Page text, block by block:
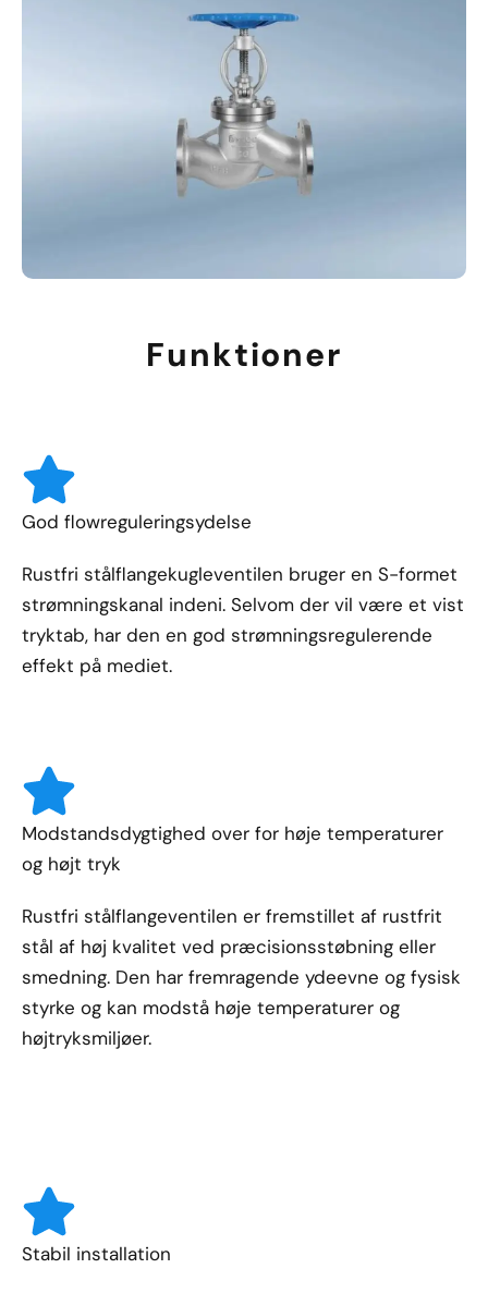
Funktioner
God flowreguleringsydelse
Rustfri stålflangekugleventilen bruger en S-formet
strømningskanal indeni. Selvom der vil være et vist
tryktab, har den en god strømningsregulerende
effekt på mediet.
Modstandsdygtighed over for høje temperaturer
og højt tryk
Rustfri stålflangeventilen er fremstillet af rustfrit
stål af høj kvalitet ved præcisionsstøbning eller
smedning. Den har fremragende ydeevne og fysisk
styrke og kan modstå høje temperaturer og
højtryksmiljøer.
Stabil installation